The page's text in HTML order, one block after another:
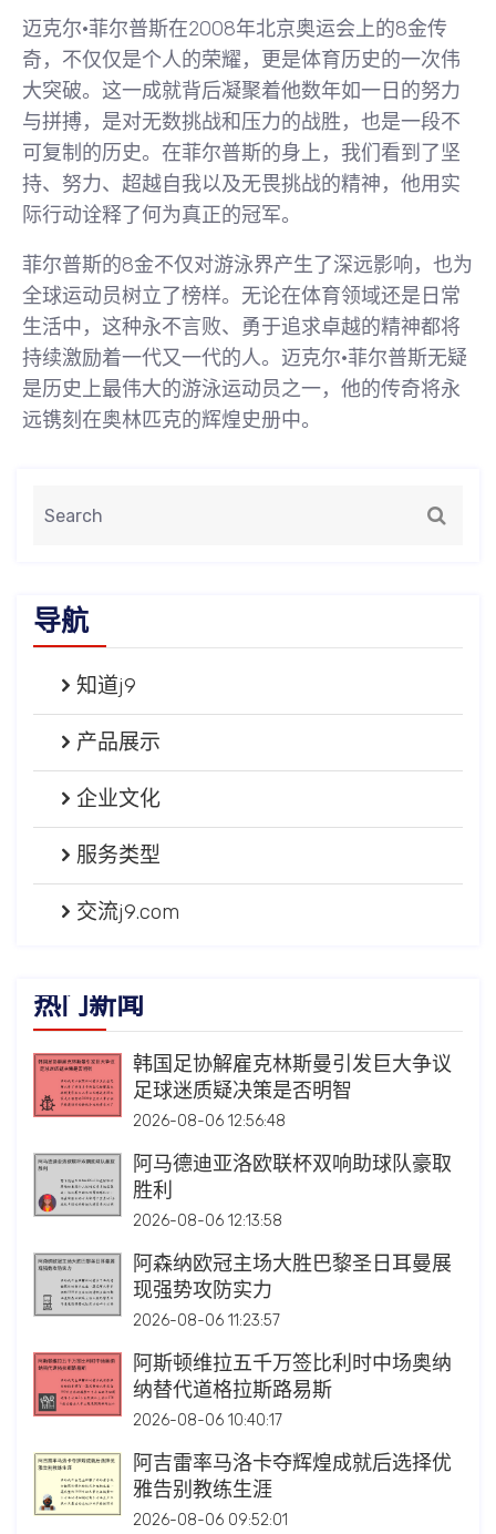
迈克尔·菲尔普斯在2008年北京奥运会上的8金传
奇，不仅仅是个人的荣耀，更是体育历史的一次伟
大突破。这一成就背后凝聚着他数年如一日的努力
与拼搏，是对无数挑战和压力的战胜，也是一段不
可复制的历史。在菲尔普斯的身上，我们看到了坚
持、努力、超越自我以及无畏挑战的精神，他用实
际行动诠释了何为真正的冠军。
菲尔普斯的8金不仅对游泳界产生了深远影响，也为
全球运动员树立了榜样。无论在体育领域还是日常
生活中，这种永不言败、勇于追求卓越的精神都将
持续激励着一代又一代的人。迈克尔·菲尔普斯无疑
是历史上最伟大的游泳运动员之一，他的传奇将永
远镌刻在奥林匹克的辉煌史册中。
导航
知道j9
产品展示
企业文化
服务类型
交流j9.com
热门新闻
韩国足协解雇克林斯曼引发巨大争议
足球迷质疑决策是否明智
2026-08-06 12:56:48
阿马德迪亚洛欧联杯双响助球队豪取
胜利
2026-08-06 12:13:58
阿森纳欧冠主场大胜巴黎圣日耳曼展
现强势攻防实力
2026-08-06 11:23:57
阿斯顿维拉五千万签比利时中场奥纳
纳替代道格拉斯路易斯
2026-08-06 10:40:17
阿吉雷率马洛卡夺辉煌成就后选择优
雅告别教练生涯
2026-08-06 09:52:01